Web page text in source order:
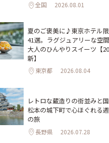
全国 2026.08.01
夏のご褒美に♪東京ホテル
41選。ラグジュアリーな空
大人のひんやりスイーツ【
新】
東京都 2026.08.04
レトロな蔵造りの街並みと国
松本の城下町で心ほぐれる
の旅
長野県 2026.07.28